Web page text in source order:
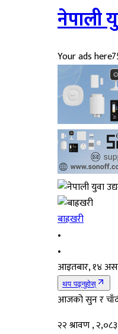
नेपाली
Your ads here
बाह्रखरी
•
•
आइतबार, १४
थप पढ्नुहोस्
आजको सुन र
२२ श्रावण , २,०८३